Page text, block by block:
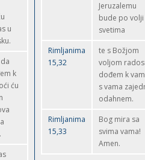
u
k
ću
Jeruzalemu
bude po volji
svetima
Rimljanima
15,32
te s Božjom
voljom
dođem k
s vama
odahnem.
Rimljanima
15,33
Bog mira sa
svima vama!
Amen.